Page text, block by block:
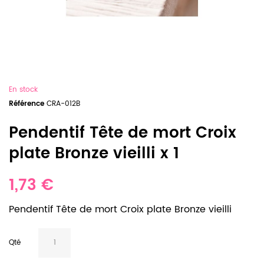
En stock
Référence CRA-012B
Pendentif Tête de mort Croix
plate Bronze vieilli x 1
1,73 €
Pendentif Tête de mort Croix plate Bronze vieilli
Qté